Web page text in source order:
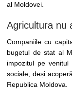
al Moldovei.
Agricultura nu
Companiile cu
bugetul de stat al
impozitul pe
sociale, deși
Republica Moldova.